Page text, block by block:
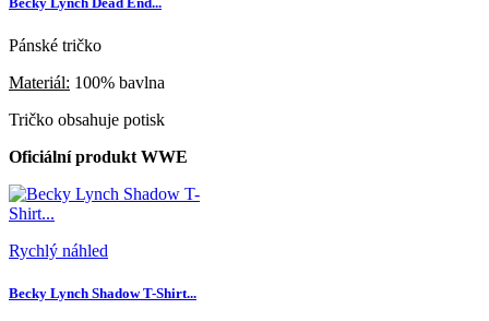
Pánské tričko
Materiál: 100% bavlna
Tričko obsahuje potisk
Oficiální produkt WWE
Rychlý náhled
Becky Lynch Shadow T-Shirt...